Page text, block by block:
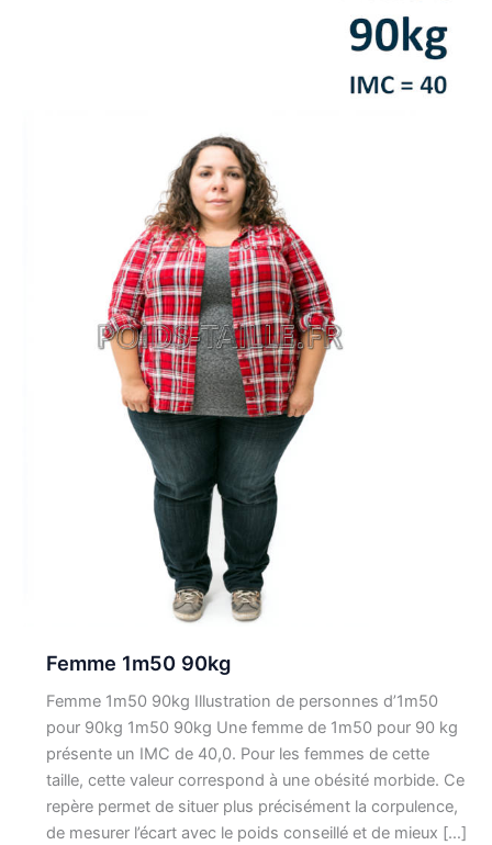
Femme 1m50 90kg
Femme 1m50 90kg Illustration de personnes d’1m50
pour 90kg 1m50 90kg Une femme de 1m50 pour 90 kg
présente un IMC de 40,0. Pour les femmes de cette
taille, cette valeur correspond à une obésité morbide. Ce
repère permet de situer plus précisément la corpulence,
de mesurer l’écart avec le poids conseillé et de mieux […]